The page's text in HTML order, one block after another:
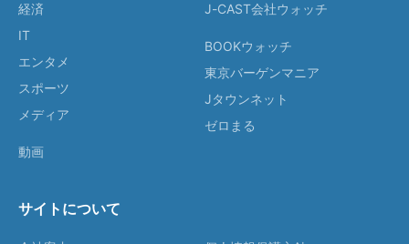
経済
IT
エンタメ
スポーツ
メディア
動画
J-CAST会社ウォッチ
BOOKウォッチ
東京バーゲンマニア
Jタウンネット
ゼロまる
サイトについて